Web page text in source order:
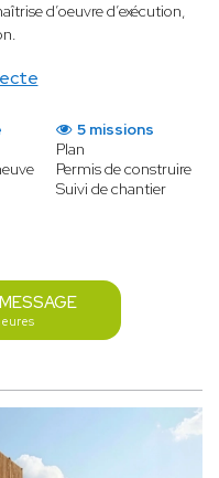
d’oeuvre d’exécution,
5 missions
Plan
Permis de construire
Suivi de chantier